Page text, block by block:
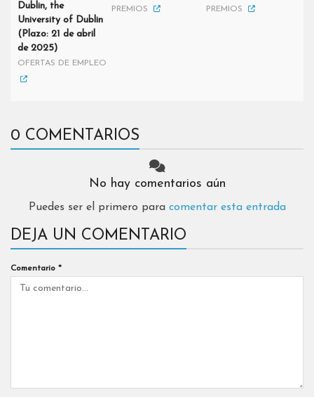
Dublin, the
University of Dublin
(Plazo: 21 de abril
de 2025)
OFERTAS DE EMPLEO
PREMIOS
PREMIOS
0 COMENTARIOS
No hay comentarios aún
Puedes ser el primero para comentar esta entrada
DEJA UN COMENTARIO
Comentario *